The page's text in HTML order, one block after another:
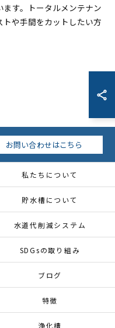
す。トータルメンテナン
や手間をカットしたい方
お問い合わせはこちら
私たちについて
貯水槽について
水道代削減システム
SDGsの取り組み
ブログ
特徴
浄化槽